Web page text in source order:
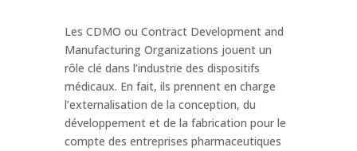
Les CDMO ou Contract Development and
Manufacturing Organizations jouent un
rôle clé dans l’industrie des dispositifs
médicaux. En fait, ils prennent en charge
l’externalisation de la conception, du
développement et de la fabrication pour le
compte des entreprises pharmaceutiques